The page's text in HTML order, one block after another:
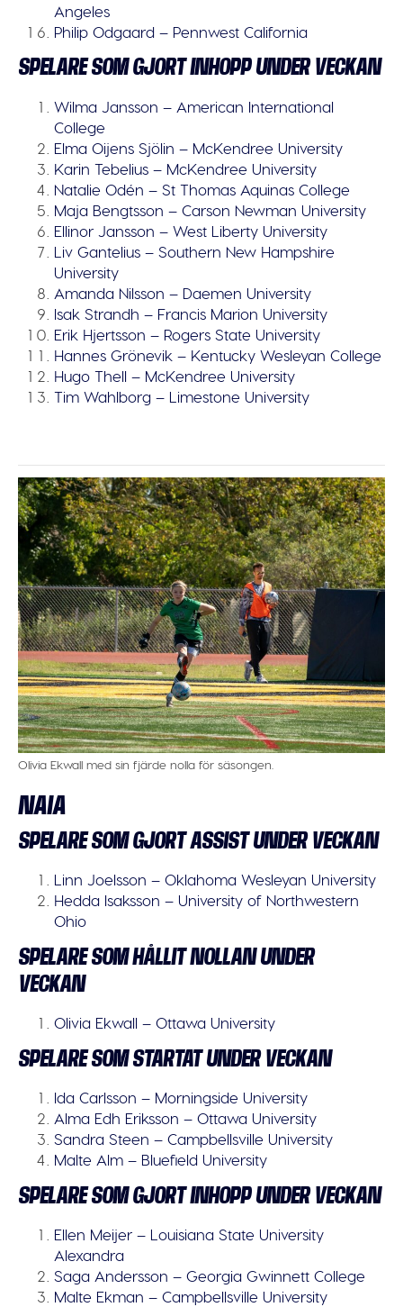
Angeles
Philip Odgaard – Pennwest California
SPELARE SOM GJORT INHOPP UNDER VECKAN
Wilma Jansson – American International
College
Elma Oijens Sjölin – McKendree University
Karin Tebelius – McKendree University
Natalie Odén – St Thomas Aquinas College
Maja Bengtsson – Carson Newman University
Ellinor Jansson – West Liberty University
Liv Gantelius – Southern New Hampshire
University
Amanda Nilsson – Daemen University
Isak Strandh – Francis Marion University
Erik Hjertsson – Rogers State University
Hannes Grönevik – Kentucky Wesleyan College
Hugo Thell – McKendree University
Tim Wahlborg – Limestone University
Olivia Ekwall med sin fjärde nolla för säsongen.
NAIA
SPELARE SOM GJORT ASSIST UNDER VECKAN
Linn Joelsson – Oklahoma Wesleyan University
Hedda Isaksson – University of Northwestern
Ohio
SPELARE SOM HÅLLIT NOLLAN UNDER
VECKAN
Olivia Ekwall – Ottawa University
SPELARE SOM STARTAT UNDER VECKAN
Ida Carlsson – Morningside University
Alma Edh Eriksson – Ottawa University
Sandra Steen – Campbellsville University
Malte Alm – Bluefield University
SPELARE SOM GJORT INHOPP UNDER VECKAN
Ellen Meijer – Louisiana State University
Alexandra
Saga Andersson – Georgia Gwinnett College
Malte Ekman – Campbellsville University